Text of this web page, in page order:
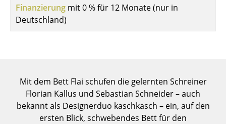
Regale & Schränke
TV Möbel
Beistell- & Rollcontainer
Finanzierung mit 0 % für 12 Monate (nur in
Deutschland)
Mit dem Bett Flai schufen die gelernten Schreiner
Florian Kallus und Sebastian Schneider – auch
bekannt als Designerduo kaschkasch – ein, auf den
ersten Blick, schwebendes Bett für den